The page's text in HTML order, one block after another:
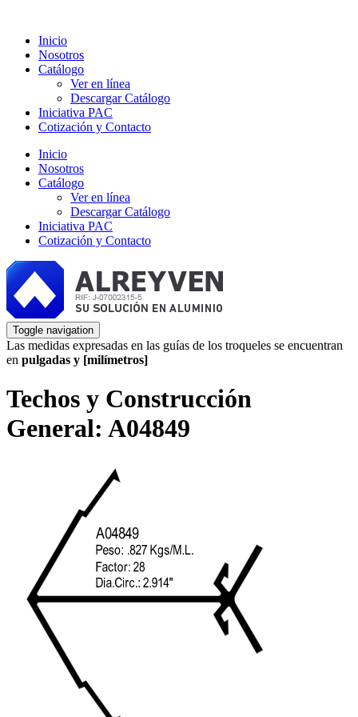
Inicio
Nosotros
Catálogo
Ver en línea
Descargar Catálogo
Iniciativa PAC
Cotización y Contacto
Inicio
Nosotros
Catálogo
Ver en línea
Descargar Catálogo
Iniciativa PAC
Cotización y Contacto
Toggle navigation
Las medidas expresadas en las guías de los troqueles se encuentran
en pulgadas y [milímetros]
Techos y Construcción
General: A04849